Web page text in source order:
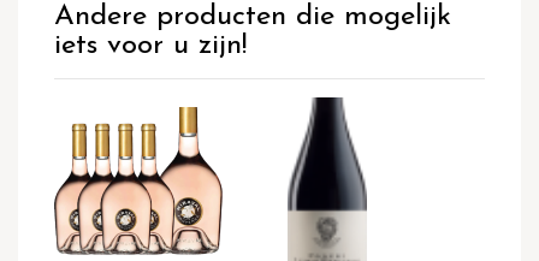
Andere producten die mogelijk
iets voor u zijn!